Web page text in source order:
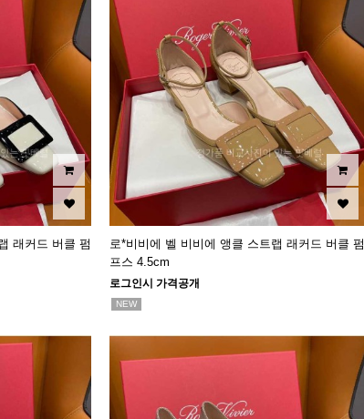
래커드 버클 펌
로*비비에 벨 비비에 앵클 스트랩 래커드 버클 펌
프스 4.5cm
로그인시 가격공개
NEW